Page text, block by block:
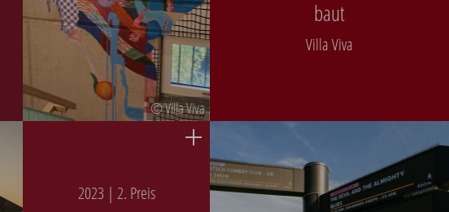
© Villa Viva
baut
Villa Viva
2023 | 2. Preis